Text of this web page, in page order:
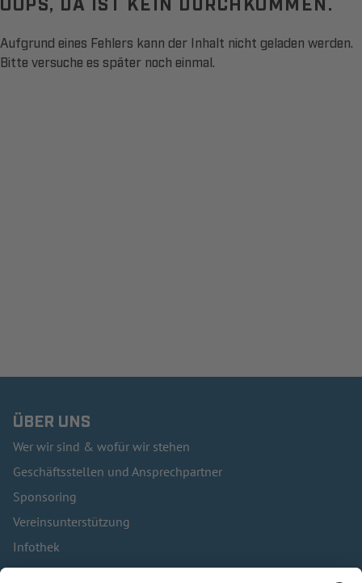
Aufgrund eines Fehlers kann der Inhalt nicht geladen werden.
Bitte versuche es später noch einmal.
ÜBER UNS
Wer wir sind & wofür wir stehen
Geschäftsstellen und Ansprechpartner
Sponsoring
Vereinsunterstützung
Infothek
Kontakt